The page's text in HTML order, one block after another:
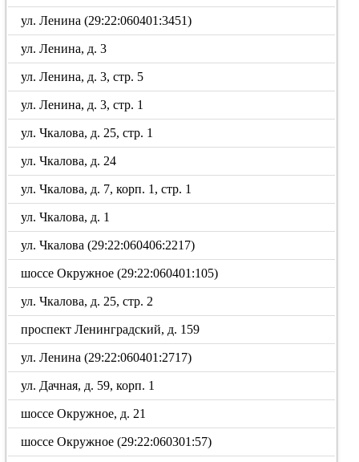
ул. Ленина (29:22:060401:3451)
ул. Ленина, д. 3
ул. Ленина, д. 3, стр. 5
ул. Ленина, д. 3, стр. 1
ул. Чкалова, д. 25, стр. 1
ул. Чкалова, д. 24
ул. Чкалова, д. 7, корп. 1, стр. 1
ул. Чкалова, д. 1
ул. Чкалова (29:22:060406:2217)
шоссе Окружное (29:22:060401:105)
ул. Чкалова, д. 25, стр. 2
проспект Ленинградский, д. 159
ул. Ленина (29:22:060401:2717)
ул. Дачная, д. 59, корп. 1
шоссе Окружное, д. 21
шоссе Окружное (29:22:060301:57)